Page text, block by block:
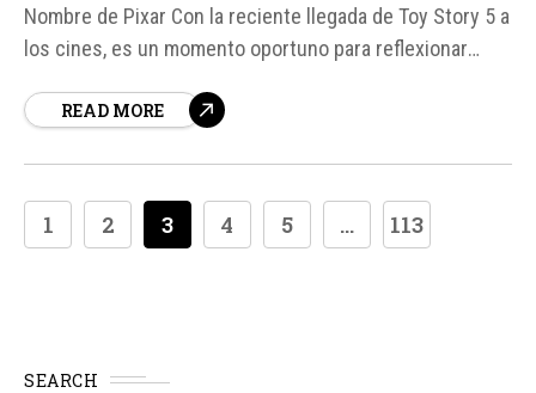
Nombre de Pixar Con la reciente llegada de Toy Story 5 a
los cines, es un momento oportuno para reflexionar
estudio que ha revolucionado el cine de animación y
READ MORE
1 2 3 4 5 ... 113
SEARCH